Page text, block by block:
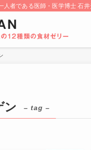
人者である医師・医学博士 石
ン – tag –